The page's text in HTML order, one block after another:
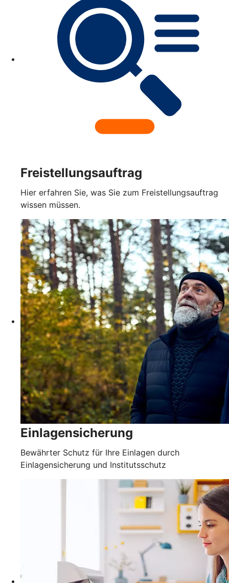
Freistellungsauftrag
Hier erfahren Sie, was Sie zum Freistellungsauftrag
wissen müssen.
Einlagensicherung
Bewährter Schutz für Ihre Einlagen durch
Einlagensicherung und Institutsschutz